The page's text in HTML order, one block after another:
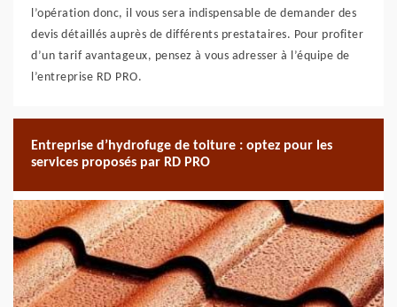
l’opération donc, il vous sera indispensable de demander des
devis détaillés auprès de différents prestataires. Pour profiter
d’un tarif avantageux, pensez à vous adresser à l’équipe de
l’entreprise RD PRO.
Entreprise d’hydrofuge de toiture : optez pour les
services proposés par RD PRO